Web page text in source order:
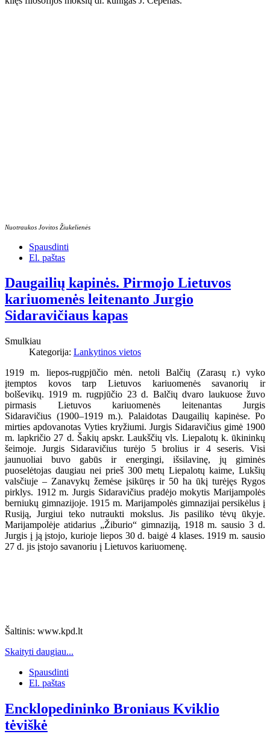
Nuotraukos Jovitos Žiukelienės
Spausdinti
El. paštas
Daugailių kapinės. Pirmojo Lietuvos
kariuomenės leitenanto Jurgio
Sidaravičiaus kapas
Smulkiau
Kategorija: Lankytinos vietos
1919 m. liepos-rugpjūčio mėn. netoli Balčių (Zarasų r.) vyko
įtemptos kovos tarp Lietuvos kariuomenės savanorių ir
bolševikų. 1919 m. rugpjūčio 23 d. Balčių dvaro laukuosežuvo
pirmasis Lietuvos kariuomenės leitenantas Jurgis
Sidaravičius (1900–1919 m.). Palaidotas Daugailių kapinėse. Po
mirties apdovanotas Vyties kryžiumi. Jurgis Sidaravičius gimė 1900
m. lapkričio 27 d. Šakių apskr. Laukščių vls. Liepalotų k. ūkininkų
šeimoje. Jurgis Sidaravičius turėjo 5 brolius ir 4 seseris. Visi
jaunuoliai buvo gabūs ir energingi, išsilavinę, jų giminės
puoselėtojas daugiau nei prieš 300 metų Liepalotų kaime, Lukšių
valsčiuje – Zanavykų žemėse įsikūręs ir 50 ha ūkį turėjęs Rygos
pirklys. 1912 m. Jurgis Sidaravičius pradėjo mokytis Marijampolės
berniukų gimnazijoje. 1915 m. Marijampolės gimnazijai persikėlus į
Rusiją, Jurgiui teko nutraukti mokslus. Jis pasiliko tėvų ūkyje.
Marijampolėje atidarius „Žiburio“ gimnaziją, 1918 m. sausio 3 d.
Jurgis į ją įstojo, kurioje liepos 30 d. baigė 4 klases. 1919 m. sausio
27 d. jis įstojo savanoriu į Lietuvos kariuomenę.
Šaltinis: www.kpd.lt
Skaityti daugiau...
Spausdinti
El. paštas
Encklopedininko Broniaus Kviklio
tėviškė